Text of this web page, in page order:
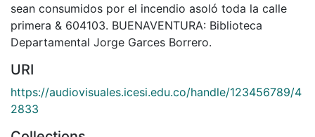
sean consumidos por el incendio asoló toda la calle
primera & 604103. BUENAVENTURA: Biblioteca
Departamental Jorge Garces Borrero.
URI
https://audiovisuales.icesi.edu.co/handle/123456789/4
2833